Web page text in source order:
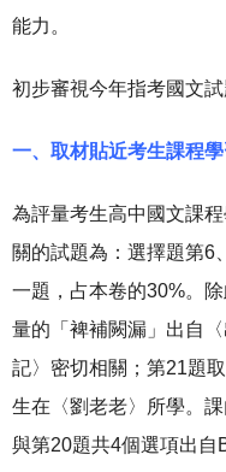
能力。
初步審視今年指考國文
一、取材貼近考生課程學
為評量考生高中國文課
關的試題為：選擇題第6
一題，占本卷的30%。
量的「裨補闕漏」出自
記〉密切相關；第21題
生在〈劉老老〉所學。
與第20題共4個選項出自